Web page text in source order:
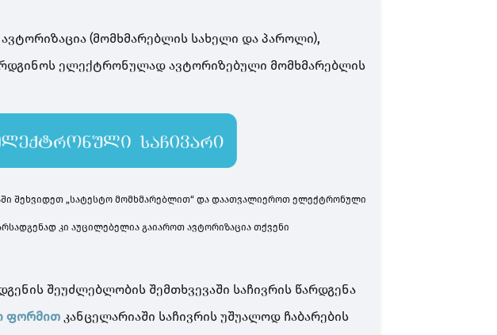
(მომხმარებლის სახელი და პაროლი),
ელექტრონულად ავტორიზებული მომხმარებლის
შეხვიდეთ „სატესტო მომხმარებლით“ და დაათვალიეროთ ელექტრონული
კი აუცილებელია გაიაროთ ავტორიზაცია თქვენი
შეუძლებლობის შემთხვევაში საჩივრის წარდგენა
ფორმით კანცელარიაში საჩივრის უშუალოდ ჩაბარების